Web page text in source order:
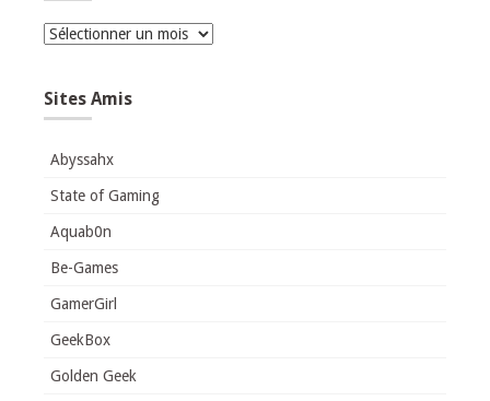
Archives
Sites Amis
Abyssahx
State of Gaming
Aquab0n
Be-Games
GamerGirl
GeekBox
Golden Geek